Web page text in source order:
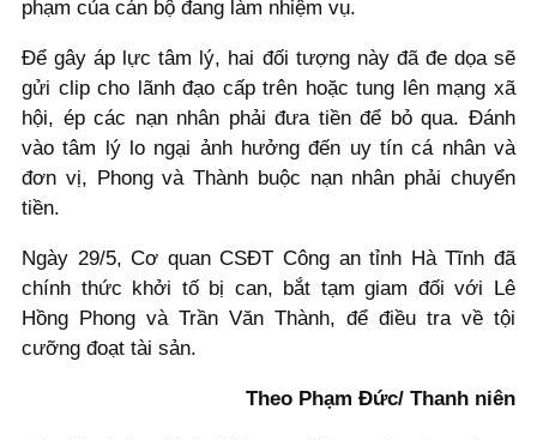
phạm của cán bộ đang làm nhiệm vụ.
Để gây áp lực tâm lý, hai đối tượng này đã đe dọa sẽ
gửi clip cho lãnh đạo cấp trên hoặc tung lên mạng xã
hội, ép các nạn nhân phải đưa tiền để bỏ qua. Đánh
vào tâm lý lo ngại ảnh hưởng đến uy tín cá nhân và
đơn vị, Phong và Thành buộc nạn nhân phải chuyển
tiền.
Ngày 29/5, Cơ quan CSĐT Công an tỉnh Hà Tĩnh đã
chính thức khởi tố bị can, bắt tạm giam đối với Lê
Hồng Phong và Trần Văn Thành, để điều tra về tội
cưỡng đoạt tài sản.
Theo Phạm Đức/ Thanh niên